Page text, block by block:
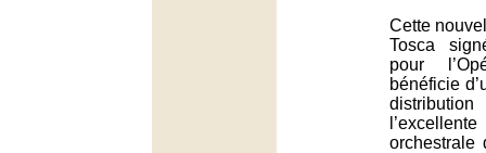
Cette
Tosca
pour
bénéficie
orchestrale